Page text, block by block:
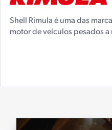
Shell Rimula é uma das
motor de veículos pesados